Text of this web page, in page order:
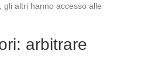
altri hanno accesso alle
arbitrare